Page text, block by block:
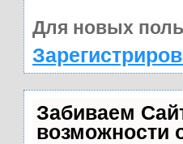
Для новых
Забиваем
возможности